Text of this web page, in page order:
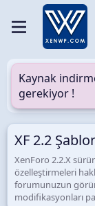
Kaynak
gerekiyor !
XF 2.2
XenForo 2.2.X
özelleştirmeleri
forumunuzun
modifikasyonları